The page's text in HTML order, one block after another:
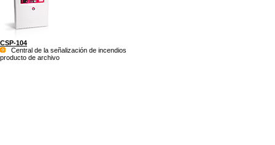
CSP-104
Central de la señalización de incendios
producto de archivo